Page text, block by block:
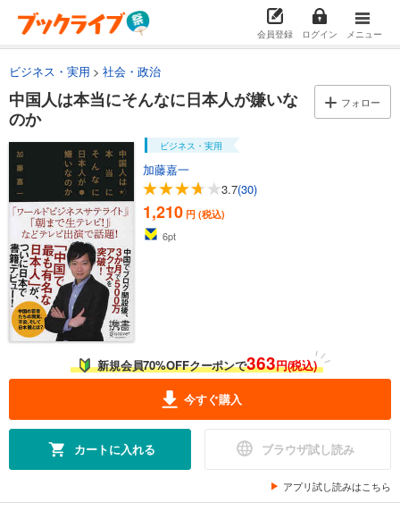
会員登録 ログイン メニュー
ビジネス・実用 社会・政治
中国人は本当にそんなに日本人が嫌いな
のか
フォロー
ビジネス・実用
加藤嘉一
3.7(30)
1,210 円 (税込)
6pt
新規会員70%OFFクーポンで363円(税込)
今すぐ購入
カートに入れる ブラウザ試し読み
アプリ試し読みはこちら